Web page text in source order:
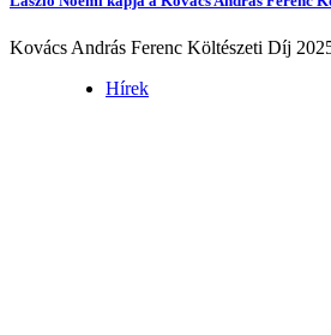
Kovács András Ferenc Költészeti Díj
Hírek